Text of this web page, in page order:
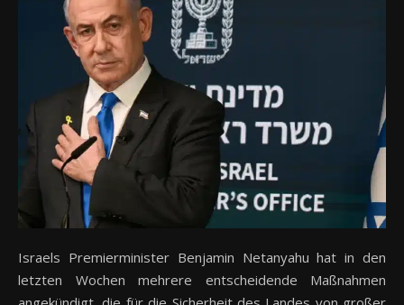
Israels Premierminister Benjamin Netanyahu hat in den
letzten Wochen mehrere entscheidende Maßnahmen